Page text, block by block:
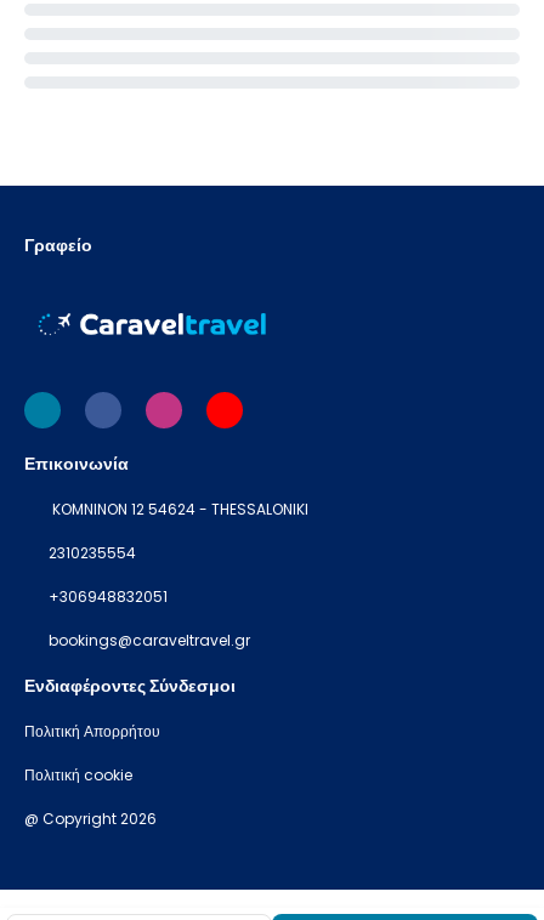
Γραφείο
Επικοινωνία
KOMNINON 12 54624 - THESSALONIKI
2310235554
+306948832051
bookings@caraveltravel.gr
Ενδιαφέροντες Σύνδεσμοι
Πολιτική Απορρήτου
Πολιτική cookie
@ Copyright 2026